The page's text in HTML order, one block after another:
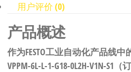
用户评价 (0)
产品概述
作为FESTO工业自动化产品线中
VPPM-6L-L-1-G18-0L2H-V1N-S1